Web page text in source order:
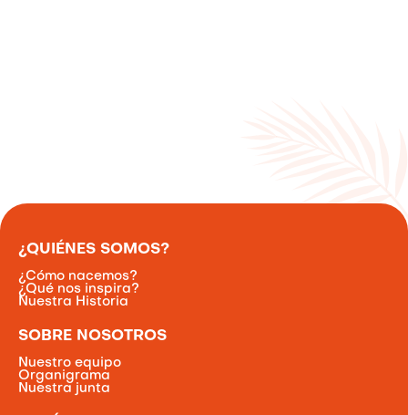
¿QUIÉNES SOMOS?
¿Cómo nacemos?
¿Qué nos inspira?
Nuestra Historia
SOBRE NOSOTROS
Nuestro equipo
Organigrama
Nuestra junta